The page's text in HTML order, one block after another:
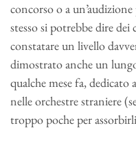
concorso o a
stesso si potrebbe dire
constatare un livello
dimostrato anche un
qualche mese fa, dedicato
nelle orchestre straniere
troppo poche per